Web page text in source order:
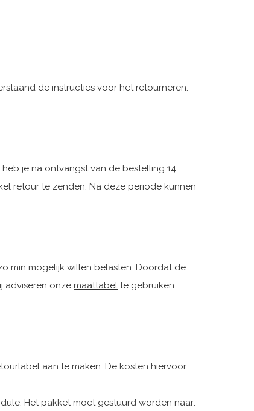
de instructies voor het retourneren.
je na ontvangst van de bestelling 14
retour te zenden. Na deze periode kunnen
min mogelijk willen belasten. Doordat de
adviseren onze maattabel te gebruiken.
aan te maken. De kosten hiervoor
Het pakket moet gestuurd worden naar: